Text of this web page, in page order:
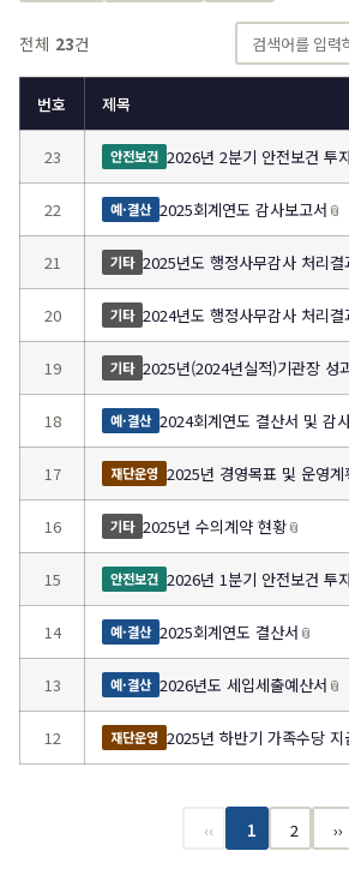
전체 23건
번호 제목
23 안전보건 2026년 2분기 안전보건 투
22 예·결산 2025회계연도 감사보고서 📎
21 기타 2025년도 행정사무감사 처리
20 기타 2024년도 행정사무감사 처리
19 기타 2025년(2024년실적)기관장 성
18 예·결산 2024회계연도 결산서 및 감
17 재단운영 2025년 경영목표 및 운영계
16 기타 2025년 수의계약 현황📎
15 안전보건 2026년 1분기 안전보건 투
14 예·결산 2025회계연도 결산서 📎
13 예·결산 2026년도 세입세출예산서 📎
12 재단운영 2025년 하반기 가족수당 지
‹‹ 1 2 ››